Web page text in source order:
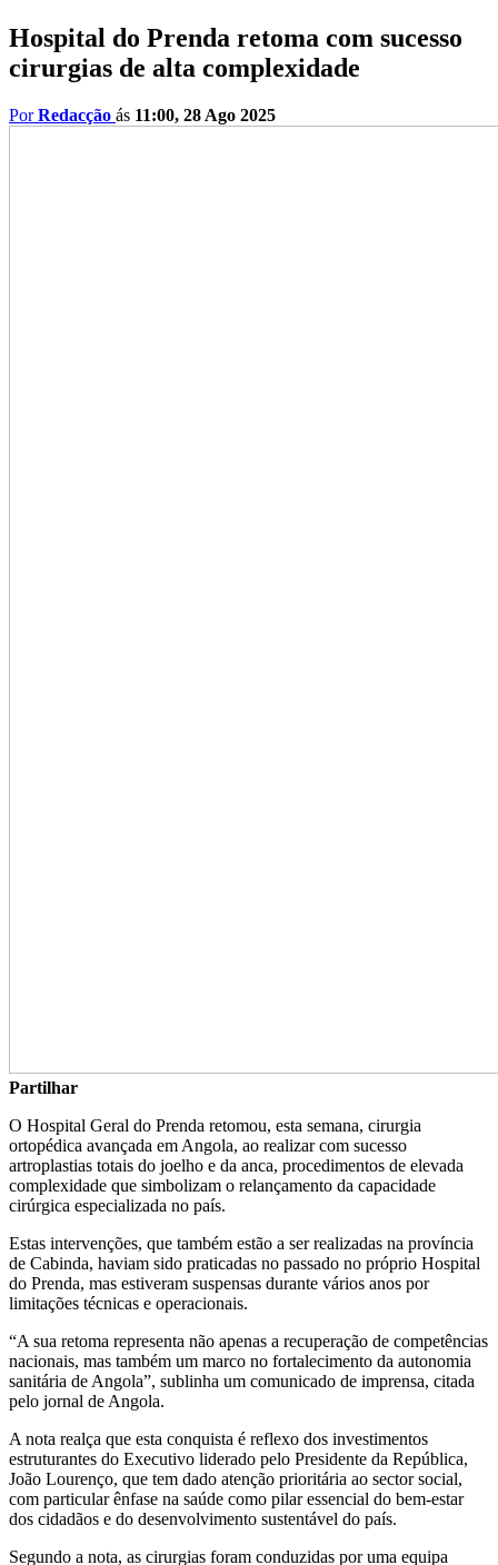
Hospital do Prenda retoma com sucesso
cirurgias de alta complexidade
PorRedacção ás 11:00, 28 Ago 2025
Partilhar
O Hospital Geral do Prenda retomou, esta semana, cirurgia
ortopédica avançada em Angola, ao realizar com sucesso
artroplastias totais do joelho e da anca, procedimentos de elevada
complexidade que simbolizam o relançamento da capacidade
cirúrgica especializada no país.
Estas intervenções, que também estão a ser realizadas na província
de Cabinda, haviam sido praticadas no passado no próprio Hospital
do Prenda, mas estiveram suspensas durante vários anos por
limitações técnicas e operacionais.
“A sua retoma representa não apenas a recuperação de competências
nacionais, mas também um marco no fortalecimento da autonomia
sanitária de Angola”, sublinha um comunicado de imprensa, citada
pelo jornal de Angola.
A nota realça que esta conquista é reflexo dos investimentos
estruturantes do Executivo liderado pelo Presidente da República,
João Lourenço, que tem dado atenção prioritária ao sector social,
com particular ênfase na saúde como pilar essencial do bem-estar
dos cidadãos e do desenvolvimento sustentável do país.
Segundo a nota, as cirurgias foram conduzidas por uma equipa